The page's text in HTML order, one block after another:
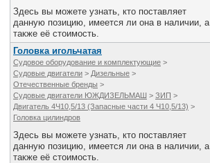
Здесь вы можете узнать, кто поставляет
данную позицию, имеется ли она в наличии, а
также её стоимость.
Головка игольчатая
Судовое оборудование и комплектующие >
Судовые двигатели > Дизельные >
Отечественные бренды >
Судовые двигатели ЮЖДИЗЕЛЬМАШ > ЗИП >
Двигатель 4Ч10,5/13 (Запасные части 4 Ч10,5/13) >
Головка цилиндров
Здесь вы можете узнать, кто поставляет
данную позицию, имеется ли она в наличии, а
также её стоимость.